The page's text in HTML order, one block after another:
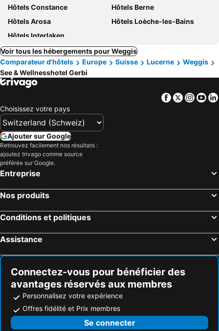
Hôtels Constance
Hôtels Berne
Hôtels Arosa
Hôtels Loèche-les-Bains
Hôtels Interlaken
Voir tous les hébergements pour Weggis
Comparateur d'hôtels
Europe Suisse Lucerne
Weggis
See & Wellnesshotel Gerbi
Facebook
Twitter
Choisissez votre pays
Ajouter sur Google
Retrouvez facilement nos résultats :
ajoutez trivago comme source
préférée sur Google.
Entreprise
Nos produits
Conditions et politiques
Assistance
Connectez-vous pour bénéficier des
avantages réservés aux membres
Personnalisez votre expérience
Offres fidélité et Prix membres
Se connecter